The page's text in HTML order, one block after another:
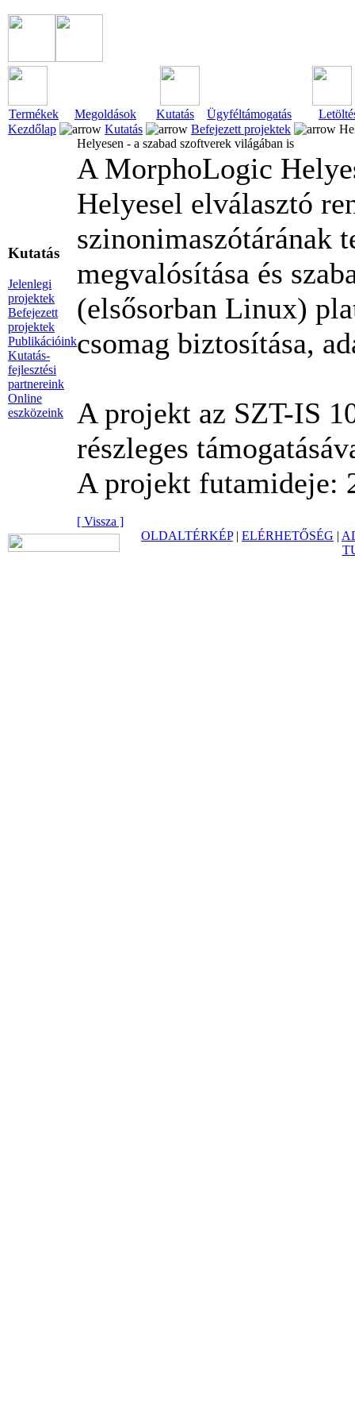
Termékek Megoldások Kutatás Ügyféltámogatás
Kezdőlap
Kutatás Befejezett projektek
Kutatás
Jelenlegi
projektek
Befejezett
projektek
Publikációink
Kutatás-
fejlesztési
partnereink
Online
eszközeink
Helyesen - a szabad szoftverek világában is
A MorphoLogic
Helyesel elválasztó
szinonimaszótárának
megvalósítása és
(elsősorban Linux)
csomag biztosítása,
A projekt az SZT-IS
részleges
A projekt futamideje:
[ Vissza ]
OLDALTÉRKÉP| ELÉRHETŐSÉG |